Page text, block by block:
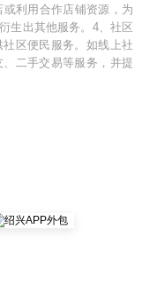
利用合作店铺资源，为
生出其他服务。4、社区
区便民服务。如线上社
二手交易等服务，并提